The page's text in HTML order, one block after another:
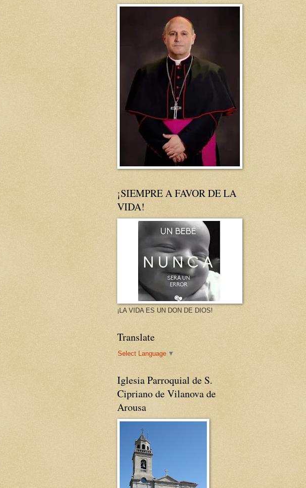
¡SIEMPRE A FAVOR DE LA
VIDA!
¡LA VIDA ES UN DON DE DIOS!
Translate
Select Language ▼
Iglesia Parroquial de S.
Cipriano de Vilanova de
Arousa